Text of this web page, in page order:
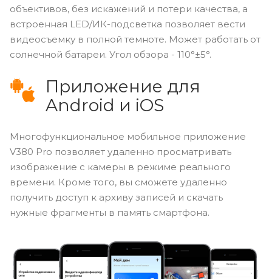
объективов, без искажений и потери качества, а
встроенная LED/ИК-подсветка позволяет вести
видеосъемку в полной темноте. Может работать от
солнечной батареи. Угол обзора - 110°±5°.
Приложение для
Android и iOS
Многофункциональное мобильное приложение
V380 Pro позволяет удаленно просматривать
изображение с камеры в режиме реального
времени. Кроме того, вы сможете удаленно
получить доступ к архиву записей и скачать
нужные фрагменты в память смартфона.